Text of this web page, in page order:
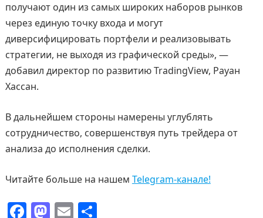
получают один из самых широких наборов рынков
через единую точку входа и могут
диверсифицировать портфели и реализовывать
стратегии, не выходя из графической среды», —
добавил директор по развитию TradingView, Рауан
Хассан.
В дальнейшем стороны намерены углублять
сотрудничество, совершенствуя путь трейдера от
анализа до исполнения сделки.
Читайте больше на нашем Telegram-канале!
F M E О